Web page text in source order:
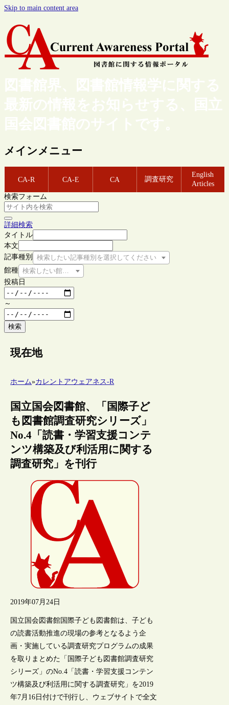
Skip to main content area
図書館界、図書館情報学に関する
最新の情報をお知らせする、国立
国会図書館のサイトです。
メインメニュー
CA-R CA-E CA 調査研究
English
Articles
検索フォーム
詳細検索
タイトル
本文
記事種別
検索したい記事種別を選択してください
館種 検索したい館種を選択してください
投稿日
～
検索
現在地
ホーム»カレントアウェアネス-R
国立国会図書館、「国際子ど
も図書館調査研究シリーズ」
No.4「読書・学習支援コンテ
ンツ構築及び利活用に関する
調査研究」を刊行
2019年07月24日
国立国会図書館国際子ども図書館は、子ども
の読書活動推進の現場の参考となるよう企
画・実施している調査研究プログラムの成果
を取りまとめた「国際子ども図書館調査研究
シリーズ」のNo.4「読書・学習支援コンテン
ツ構築及び利活用に関する調査研究」を2019
年7月16日付けで刊行し、ウェブサイトで全文